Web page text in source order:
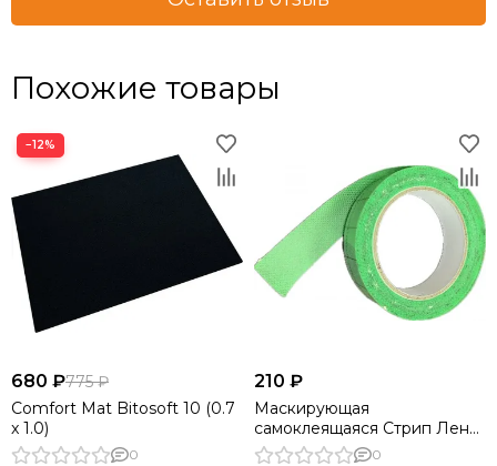
Похожие товары
−12%
680 ₽775 ₽
Comfort Mat Bitosoft 10 (0.7
x 1.0)
0
210 ₽
Маскирующая
самоклеящаяся Стрип Лента
Prizma 6 (35мм*10м)
0